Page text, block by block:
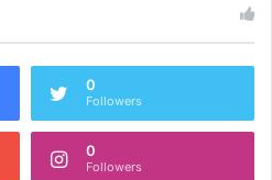
0
Followers
0
Followers